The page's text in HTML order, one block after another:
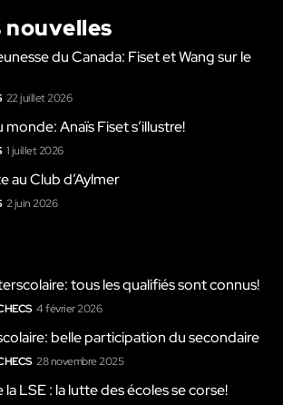
nouvelles
du Canada: Fiset et Wang sur le
22 juillet 2026
Anaïs Fiset s’illustre!
1 juillet 2026
au Club d’Aylmer
2 juin 2026
tous les qualifiés sont connus!
4 février 2026
belle participation du secondaire
28 novembre 2025
LSE : la lutte des écoles se corse!